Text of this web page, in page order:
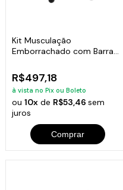
Kit Musculação
Emborrachado com Barra
R$497,18
à vista no Pix ou Boleto
ou10x de R$53,46sem
juros
Comprar